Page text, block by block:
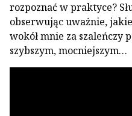
rozpoznać w praktyce?
obserwując uważnie,
wokół mnie za szaleńczy
szybszym, mocniejszym…